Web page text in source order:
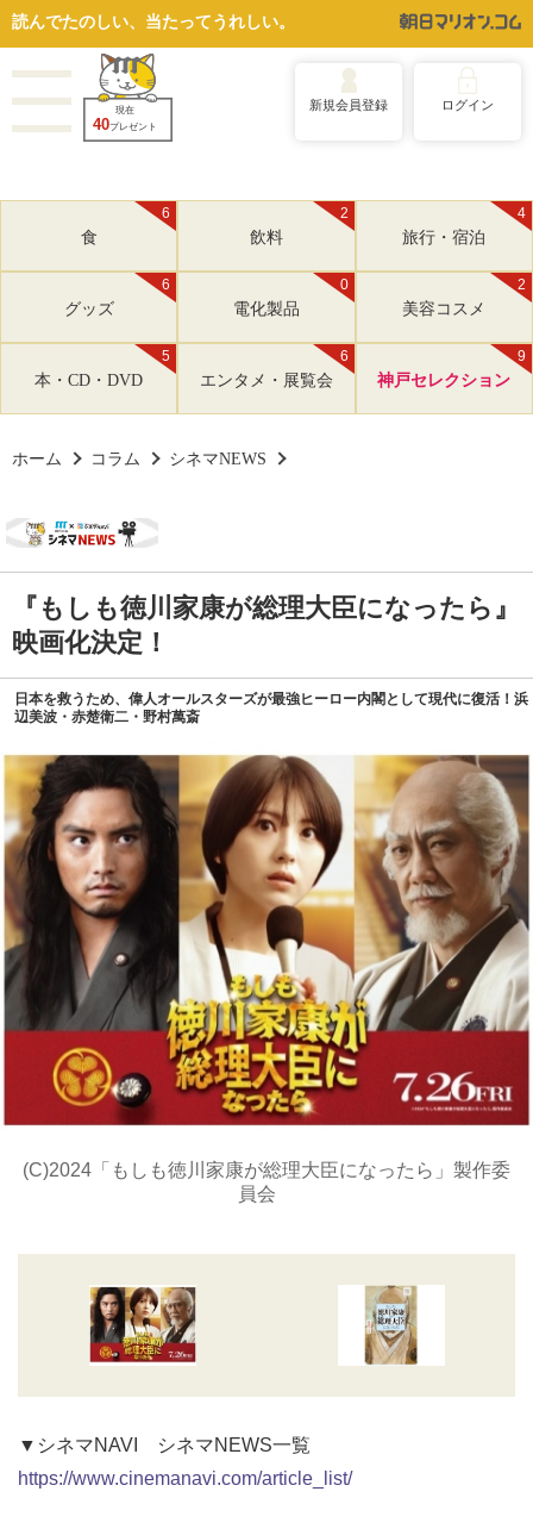
読んでたのしい、当たってうれしい。
現在
40プレゼント
新規会員登録 ログイン
6
食
2
飲料
4
旅行・宿泊
6
グッズ
0
電化製品
2
美容コスメ
5
本・CD・DVD
6
エンタメ・展覧会
9
神戸セレクション
ホーム コラム シネマNEWS
『もしも徳川家康が総理大臣になったら』
映画化決定！
日本を救うため、偉人オールスターズが最強ヒーロー内閣として現代に復活！浜
辺美波・赤楚衛二・野村萬斎
(C)2024「もしも徳川家康が総理大臣になったら」製作委
員会
▼シネマNAVI シネマNEWS一覧
https://www.cinemanavi.com/article_list/